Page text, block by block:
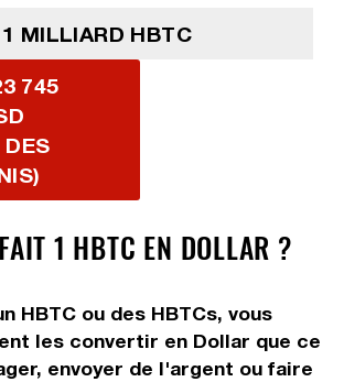
1 MILLIARD HBTC
745
1 HBTC EN DOLLAR ?
HBTC ou des HBTCs, vous
les convertir en Dollar que ce
envoyer de l'argent ou faire